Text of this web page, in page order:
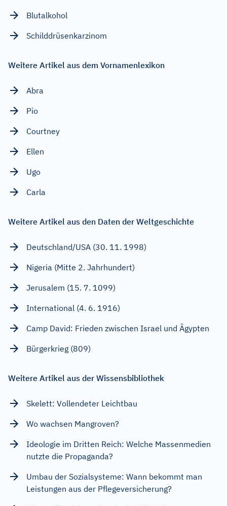
Blutalkohol
Schilddrüsenkarzinom
Weitere Artikel aus dem Vornamenlexikon
Abra
Pio
Courtney
Ellen
Ugo
Carla
Weitere Artikel aus den Daten der Weltgeschichte
Deutschland/USA (30. 11. 1998)
Nigeria (Mitte 2. Jahrhundert)
Jerusalem (15. 7. 1099)
International (4. 6. 1916)
Camp David: Frieden zwischen Israel und Ägypten
Bürgerkrieg (809)
Weitere Artikel aus der Wissensbibliothek
Skelett: Vollendeter Leichtbau
Wo wachsen Mangroven?
Ideologie im Dritten Reich: Welche Massenmedien
nutzte die Propaganda?
Umbau der Sozialsysteme: Wann bekommt man
Leistungen aus der Pflegeversicherung?